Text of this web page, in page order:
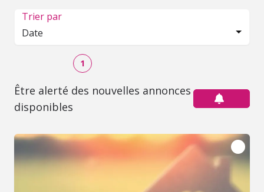
Trier par
Date
1
Être alerté des nouvelles annonces
disponibles